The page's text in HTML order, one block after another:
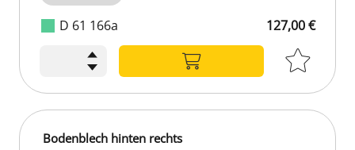
D 61 166a 127,00 €
Bodenblech hinten rechts